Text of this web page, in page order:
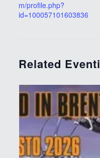
m/profile.php?
id=100057101603836
Related Eventi